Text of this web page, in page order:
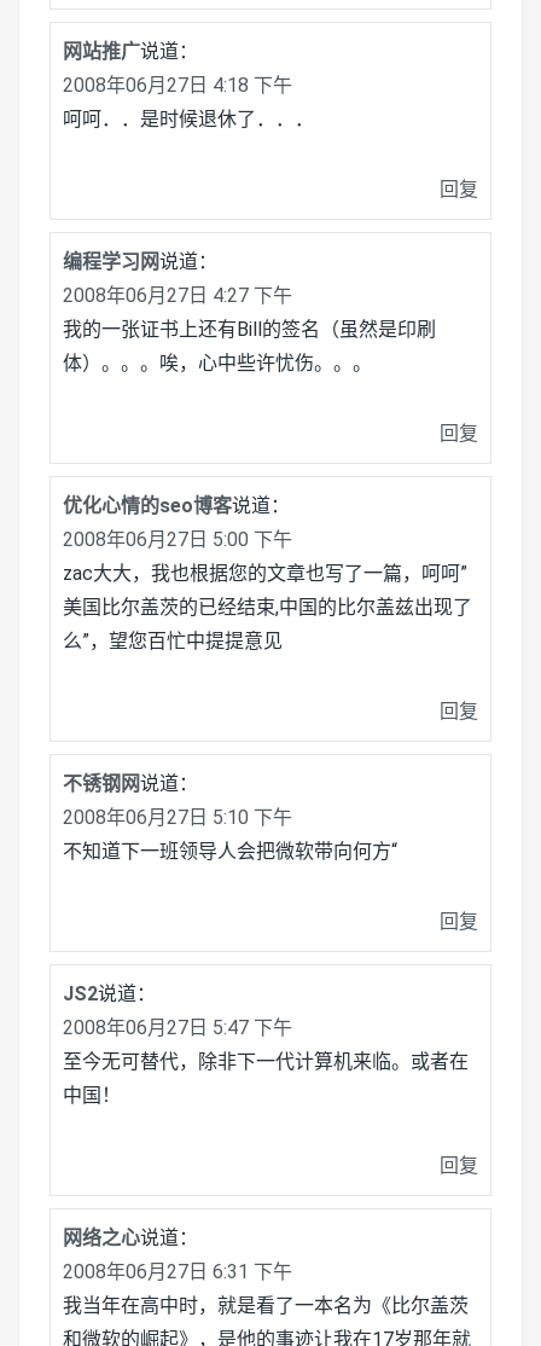
网站推广说道：
2008年06月27日 4:18 下午
呵呵．．是时候退休了．．．
回复
编程学习网说道：
2008年06月27日 4:27 下午
我的一张证书上还有Bill的签名（虽然是印刷
体）。。。唉，心中些许忧伤。。。
回复
优化心情的seo博客说道：
2008年06月27日 5:00 下午
zac大大，我也根据您的文章也写了一篇，呵呵”
美国比尔盖茨的已经结束,中国的比尔盖兹出现了
么”，望您百忙中提提意见
回复
不锈钢网说道：
2008年06月27日 5:10 下午
不知道下一班领导人会把微软带向何方“
回复
JS2说道：
2008年06月27日 5:47 下午
至今无可替代，除非下一代计算机来临。或者在
中国！
回复
网络之心说道：
2008年06月27日 6:31 下午
我当年在高中时，就是看了一本名为《比尔盖茨
和微软的崛起》，是他的事迹让我在17岁那年就